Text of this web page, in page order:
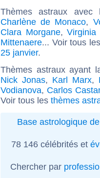
Thèmes astraux
Charlène de Monaco,
Clara Morgane, Virginia
Mittenaere... Voir tous
25 janvier.
Thèmes astraux ayant
Nick Jonas, Karl Marx,
Vodianova, Carlos
Voir tous les thèmes
Base astrologique
78 146 célébrités et
Chercher par